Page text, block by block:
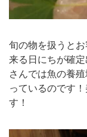
旬の物を扱うと
来る日にちが確
さんでは魚の養
っているのです
す！